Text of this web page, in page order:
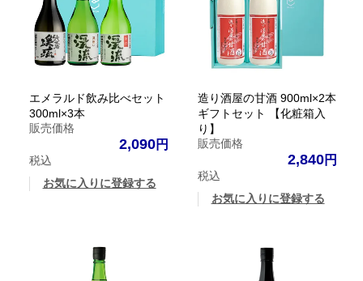
エメラルド飲み比べセット
300ml×3本
販売価格
2,090
税込
お気に入りに登録する
造り酒屋の甘酒 900ml×2本
ギフトセット 【化粧箱入
り】
販売価格
2,840
税込
お気に入りに登録する